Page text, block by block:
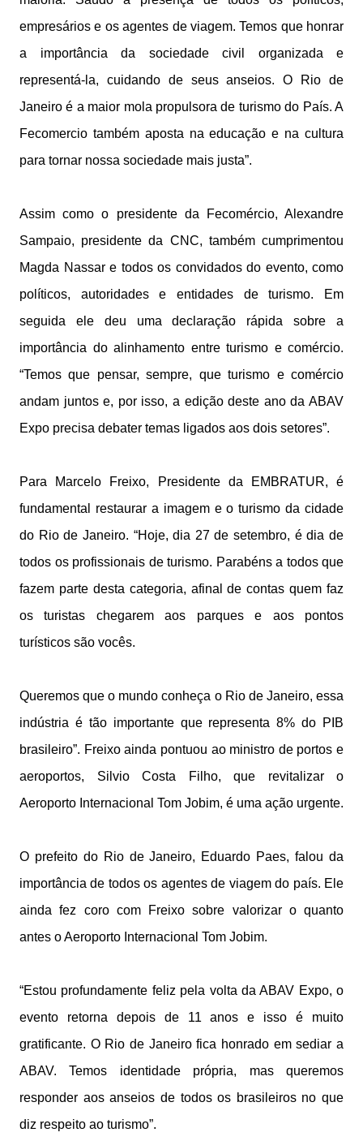
empresários e os agentes de viagem. Temos que honrar
a importância da sociedade civil organizada e
representá-la, cuidando de seus anseios. O Rio de
Janeiro é a maior mola propulsora de turismo do País. A
Fecomercio também aposta na educação e na cultura
para tornar nossa sociedade mais justa”.
Assim como o presidente da Fecomércio, Alexandre
Sampaio, presidente da CNC, também cumprimentou
Magda Nassar e todos os convidados do evento, como
políticos, autoridades e entidades de turismo. Em
seguida ele deu uma declaração rápida sobre a
importância do alinhamento entre turismo e comércio.
“Temos que pensar, sempre, que turismo e comércio
andam juntos e, por isso, a edição deste ano da ABAV
Expo precisa debater temas ligados aos dois setores”.
Para Marcelo Freixo, Presidente da EMBRATUR, é
fundamental restaurar a imagem e o turismo da cidade
do Rio de Janeiro. “Hoje, dia 27 de setembro, é dia de
todos os profissionais de turismo. Parabéns a todos que
fazem parte desta categoria, afinal de contas quem faz
os turistas chegarem aos parques e aos pontos
turísticos são vocês.
Queremos que o mundo conheça o Rio de Janeiro, essa
indústria é tão importante que representa 8% do PIB
brasileiro”. Freixo ainda pontuou ao ministro de portos e
aeroportos, Silvio Costa Filho, que revitalizar o
Aeroporto Internacional Tom Jobim, é uma ação urgente.
O prefeito do Rio de Janeiro, Eduardo Paes, falou da
importância de todos os agentes de viagem do país. Ele
ainda fez coro com Freixo sobre valorizar o quanto
antes o Aeroporto Internacional Tom Jobim.
“Estou profundamente feliz pela volta da ABAV Expo, o
evento retorna depois de 11 anos e isso é muito
gratificante. O Rio de Janeiro fica honrado em sediar a
ABAV. Temos identidade própria, mas queremos
responder aos anseios de todos os brasileiros no que
diz respeito ao turismo”.